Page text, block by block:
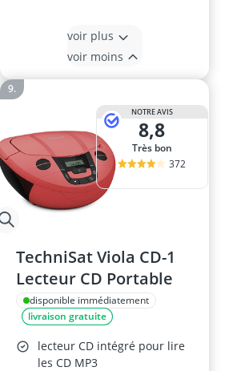
voir plus
voir moins
NOTRE AVIS
8,8
Très bon
372
TechniSat Viola CD-1
Lecteur CD Portable
disponible immédiatement
livraison gratuite
lecteur CD intégré pour lire
les CD MP3